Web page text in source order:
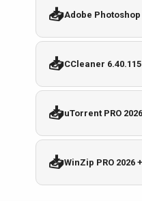
📥Adobe Photoshop
📥CCleaner
📥uTorrent PRO
📥WinZip PRO 2026